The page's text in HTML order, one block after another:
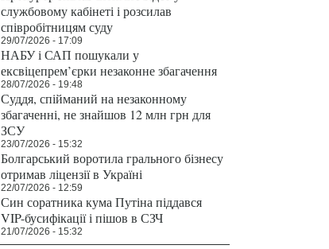
службовому кабінеті і розсилав
співробітницям суду
29/07/2026 - 17:09
НАБУ і САП пошукали у
ексвіцепрем’єрки незаконне збагачення
28/07/2026 - 19:48
Суддя, спійманий на незаконному
збагаченні, не знайшов 12 млн грн для
ЗСУ
23/07/2026 - 15:32
Болгарський воротила грального бізнесу
отримав ліцензії в Україні
22/07/2026 - 12:59
Син соратника кума Путіна піддався
VIP-бусифікації і пішов в СЗЧ
21/07/2026 - 15:32